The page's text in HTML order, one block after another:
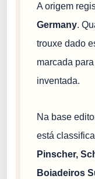
A origem
Germany.
trouxe dado
marcada
inventada.
Na base
está
Pinscher,
Boiadeiros